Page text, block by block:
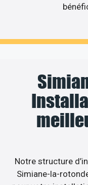
Notre structure
Simiane-la-